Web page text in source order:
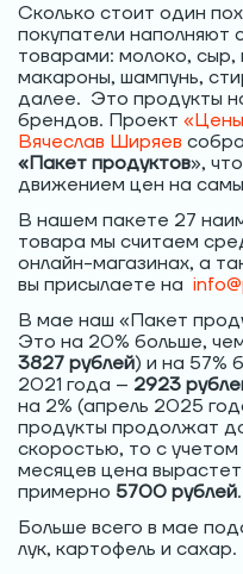
Сколько стоит один
покупатели наполняют
товарами: молоко, сыр,
макароны, шампунь,
далее. Это продукты
брендов. Проект
Вячеслав Ширяев
«Пакет продуктов»,
движением цен на
В нашем пакете 27
товара мы считаем
онлайн-магазинах, а
вы присылаете на
В мае наш «Пакет
Это на 20% больше,
3827 рублей) и на 57%
2021 года – 2923
на 2% (апрель 2025
продукты продолжат
скоростью, то с
месяцев цена
примерно 5700 рублей.
Больше всего в мае
лук, картофель и сахар.